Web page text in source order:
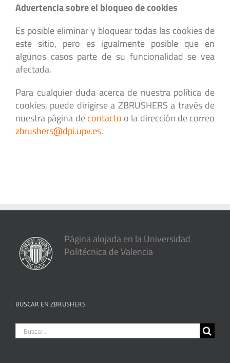
Advertencia sobre el bloqueo de cookies
Es posible eliminar y bloquear todas las cookies de
este sitio, pero es igualmente posible que en
algunos casos parte de su funcionalidad se vea
afectada.
Para cualquier duda acerca de nuestra política de
cookies, puede dirigirse a ZBRUSHERS a través de
nuestra página decontacto o la dirección de correo
zbrushers@dpi.upv.es.
Página alojada en la Universidad
Politécnica de Valencia
BUSCAR EN ZBRUSHERS
Buscar: